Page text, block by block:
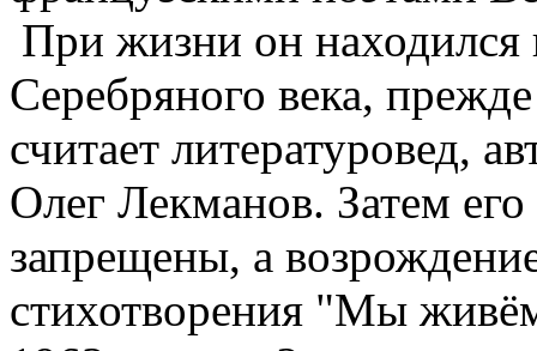
При жизни он находился
Серебряного века,
считает литературовед,
Олег Лекманов. Затем
запрещены, а
стихотворения "Мы